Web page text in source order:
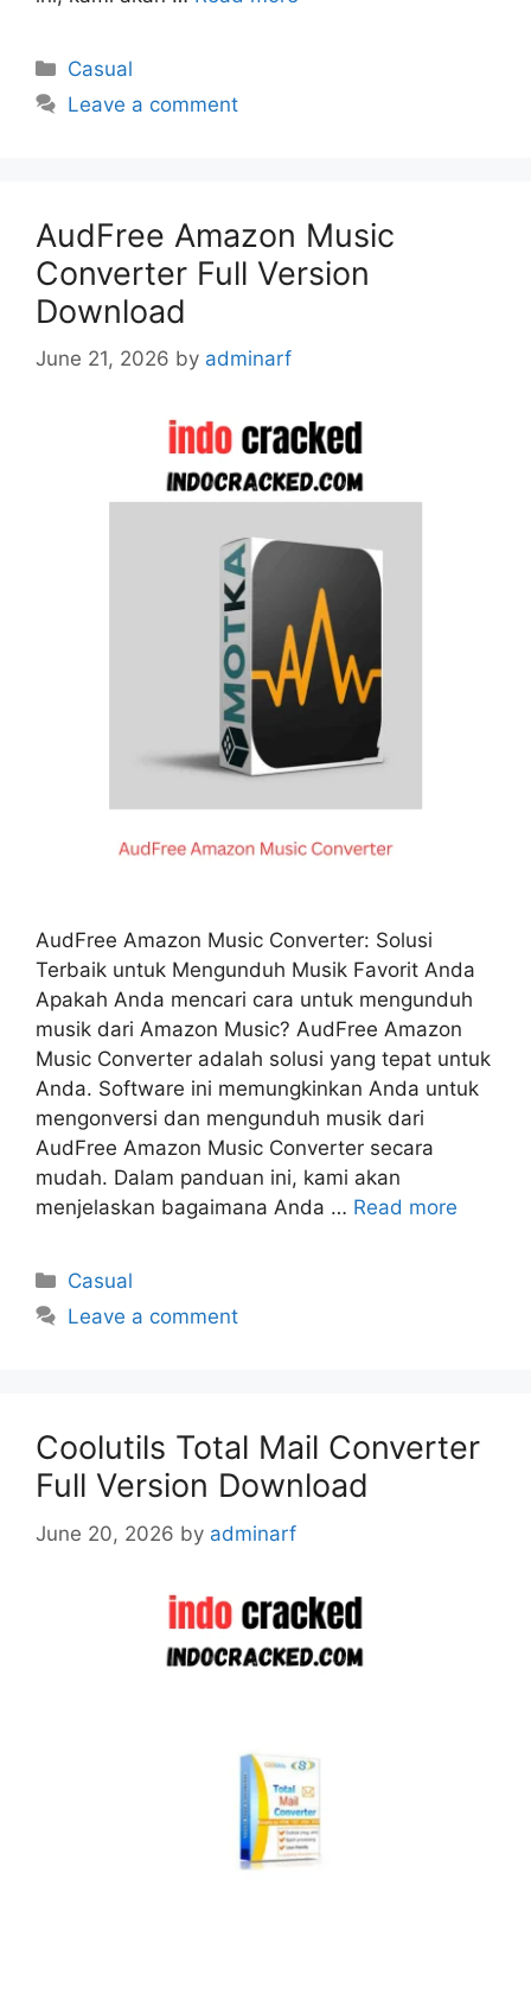
Categories
Casual
Leave a comment
AudFree Amazon Music
Converter Full Version
Download
June 21, 2026 by adminarf
AudFree Amazon Music Converter: Solusi
Terbaik untuk Mengunduh Musik Favorit Anda
Apakah Anda mencari cara untuk mengunduh
musik dari Amazon Music? AudFree Amazon
Music Converter adalah solusi yang tepat untuk
Anda. Software ini memungkinkan Anda untuk
mengonversi dan mengunduh musik dari
AudFree Amazon Music Converter secara
mudah. Dalam panduan ini, kami akan
menjelaskan bagaimana Anda … Read more
Categories
Casual
Leave a comment
Coolutils Total Mail Converter
Full Version Download
June 20, 2026 by adminarf